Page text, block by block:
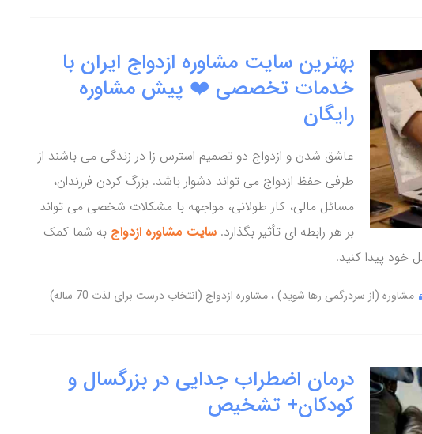
بهترین سایت مشاوره ازدواج ایران با
خدمات تخصصی ❤️ پیش مشاوره
رایگان
عاشق شدن و ازدواج دو تصمیم استرس زا در زندگی می باشند از
طرفی حفظ ازدواج می تواند دشوار باشد. بزرگ کردن فرزندان،
مسائل مالی، کار طولانی، مواجهه با مشکلات شخصی می تواند
بر هر رابطه ای تأثیر بگذارد. سایت مشاوره ازدواج به شما کمک
خود پیدا کنید.
مشاوره (از سردرگمی رها شوید) مشاوره ازدواج (انتخاب درست برای لذت 70 ساله)
درمان اضطراب جدایی در بزرگسال و
کودکان+ تشخیص